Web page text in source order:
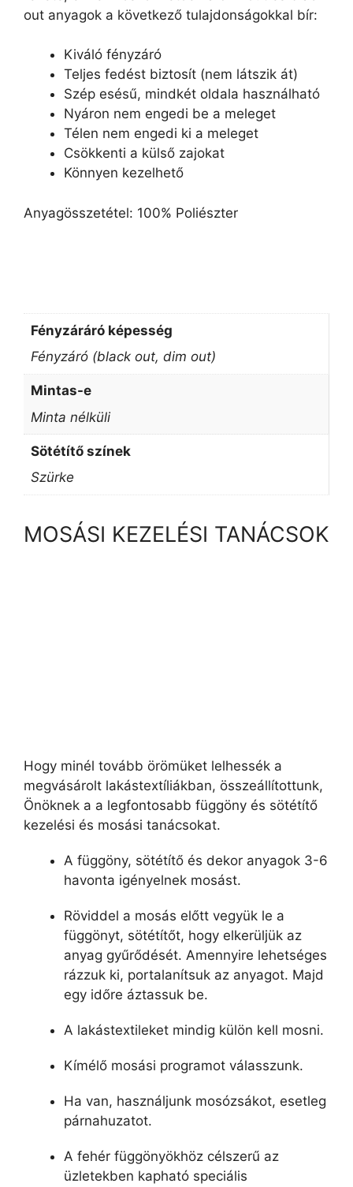
out anyagok a következő tulajdonságokkal bír:
Kiváló fényzáró
Teljes fedést biztosít (nem látszik át)
Szép esésű, mindkét oldala használható
Nyáron nem engedi be a meleget
Télen nem engedi ki a meleget
Csökkenti a külső zajokat
Könnyen kezelhető
Anyagösszetétel: 100% Poliészter
Fényzáráró képesség
Fényzáró (black out, dim out)
Mintas-e
Minta nélküli
Sötétítő színek
Szürke
MOSÁSI KEZELÉSI TANÁCSOK
Hogy minél tovább örömüket lelhessék a
megvásárolt lakástextíliákban, összeállítottunk,
Önöknek a a legfontosabb függöny és sötétítő
kezelési és mosási tanácsokat.
A függöny, sötétítő és dekor anyagok 3-6
havonta igényelnek mosást.
Röviddel a mosás előtt vegyük le a
függönyt, sötétítőt, hogy elkerüljük az
anyag gyűrődését. Amennyire lehetséges
rázzuk ki, portalanítsuk az anyagot. Majd
egy időre áztassuk be.
A lakástextileket mindig külön kell mosni.
Kímélő mosási programot válasszunk.
Ha van, használjunk mosózsákot, esetleg
párnahuzatot.
A fehér függönyökhöz célszerű az
üzletekben kapható speciális